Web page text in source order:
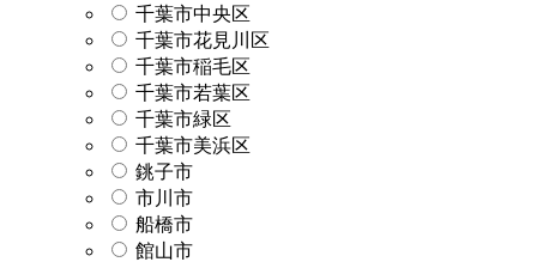
千葉市中央区
千葉市花見川区
千葉市稲毛区
千葉市若葉区
千葉市緑区
千葉市美浜区
銚子市
市川市
船橋市
館山市